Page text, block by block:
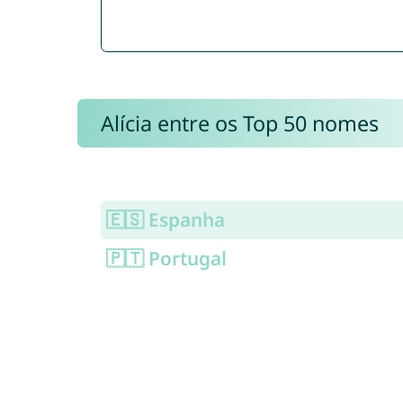
Alícia entre os Top 50 nomes
🇪🇸 Espanha
🇵🇹 Portugal